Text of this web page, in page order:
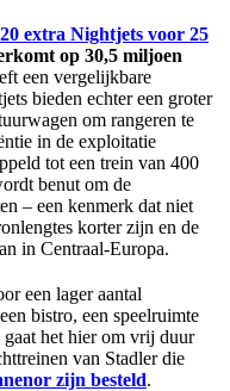
extra Nightjets voor 25
op 30,5 miljoen
een vergelijkbare
bieden echter een groter
om rangeren te
in de exploitatie
tot een trein van 400
benut om de
– een kenmerk dat niet
korter zijn en de
in Centraal-Europa.
een lager aantal
bistro, een speelruimte
het hier om vrij duur
van Stadler die
zijn besteld.